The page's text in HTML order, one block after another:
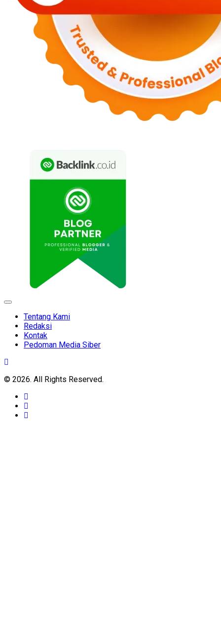
Expand
Tentang Kami
Redaksi
Kontak
Pedoman Media Siber
© 2026. All Rights Reserved.